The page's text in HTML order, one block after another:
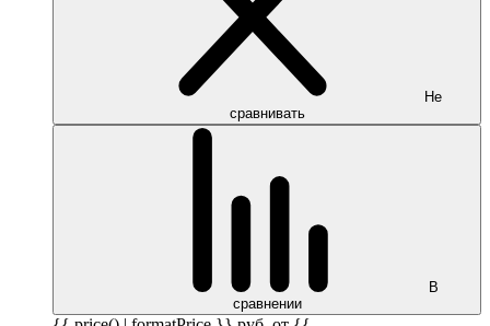
Не
сравнивать
В
сравнении